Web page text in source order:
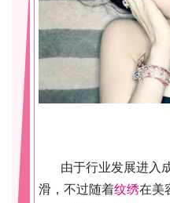
由于行业发展进入
滑，不过随着纹绣在美